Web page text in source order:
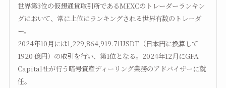
世界第3位の仮想通貨取引所であるMEXCのトレーダーランキン
グにおいて、常に上位にランキングされる世界有数のトレーダ
ー。
2024年10月には1,229,864,919.71USDT（日本円に換算して
1920 億円）の取引を行い、第1位となる。2024年12月にGFA
Capital社が行う暗号資産ディーリング業務のアドバイザーに就
任。